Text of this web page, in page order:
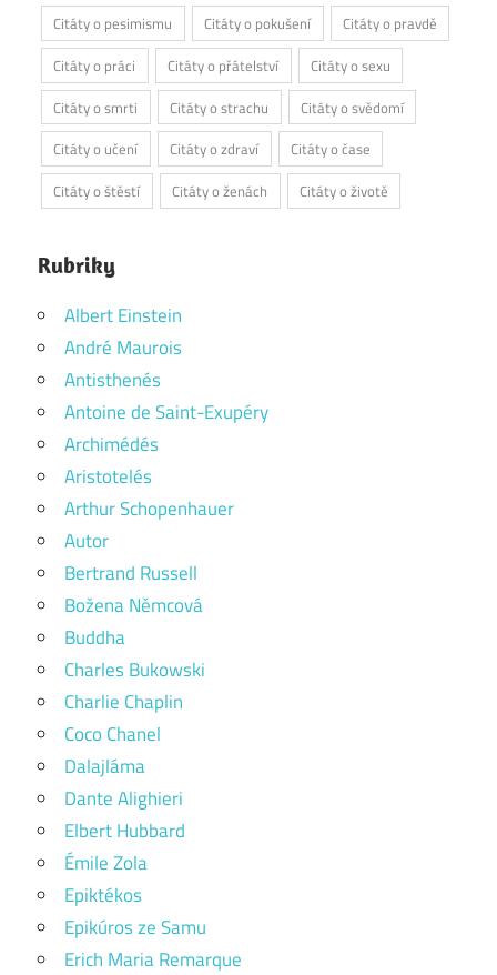
Citáty o pesimismu Citáty o pokušení
Citáty o pravdě
Citáty o práci
Citáty o přátelství
Citáty o sexu
Citáty o smrti
Citáty o strachu
Citáty o svědomí
Citáty o učení
Citáty o zdraví
Citáty o čase
Citáty o štěstí
Citáty o ženách Citáty o životě
Rubriky
Albert Einstein
André Maurois
Antisthenés
Antoine de Saint-Exupéry
Archimédés
Aristotelés
Arthur Schopenhauer
Autor
Bertrand Russell
Božena Němcová
Buddha
Charles Bukowski
Charlie Chaplin
Coco Chanel
Dalajláma
Dante Alighieri
Elbert Hubbard
Émile Zola
Epiktékos
Epikúros ze Samu
Erich Maria Remarque